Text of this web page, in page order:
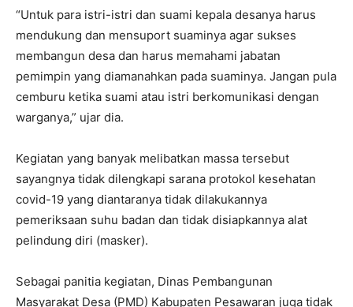
“Untuk para istri-istri dan suami kepala desanya harus
mendukung dan mensuport suaminya agar sukses
membangun desa dan harus memahami jabatan
pemimpin yang diamanahkan pada suaminya. Jangan pula
cemburu ketika suami atau istri berkomunikasi dengan
warganya,” ujar dia.
Kegiatan yang banyak melibatkan massa tersebut
sayangnya tidak dilengkapi sarana protokol kesehatan
covid-19 yang diantaranya tidak dilakukannya
pemeriksaan suhu badan dan tidak disiapkannya alat
pelindung diri (masker).
Sebagai panitia kegiatan, Dinas Pembangunan
Masyarakat Desa (PMD) Kabupaten Pesawaran juga tidak